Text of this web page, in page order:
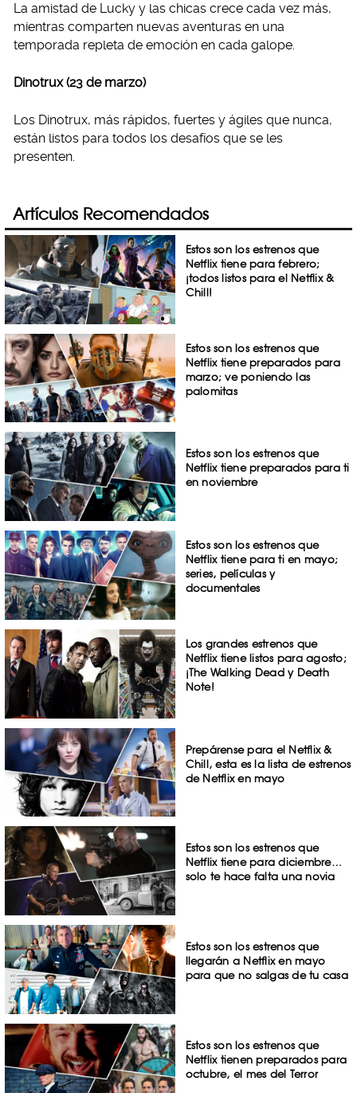
La amistad de Lucky y las chicas crece cada vez más,
mientras comparten nuevas aventuras en una
temporada repleta de emoción en cada galope.
Dinotrux (23 de marzo)
Los Dinotrux, más rápidos, fuertes y ágiles que nunca,
están listos para todos los desafíos que se les
presenten.
Artículos Recomendados
Estos son los estrenos que
Netflix tiene para febrero;
¡todos listos para el Netflix &
Chill!
Estos son los estrenos que
Netflix tiene preparados para
marzo; ve poniendo las
palomitas
Estos son los estrenos que
Netflix tiene preparados para ti
en noviembre
Estos son los estrenos que
Netflix tiene para ti en mayo;
series, películas y
documentales
Los grandes estrenos que
Netflix tiene listos para agosto;
¡The Walking Dead y Death
Note!
Prepárense para el Netflix &
Chill, esta es la lista de estrenos
de Netflix en mayo
Estos son los estrenos que
Netflix tiene para diciembre…
solo te hace falta una novia
Estos son los estrenos que
llegarán a Netflix en mayo
para que no salgas de tu casa
Estos son los estrenos que
Netflix tienen preparados para
octubre, el mes del Terror